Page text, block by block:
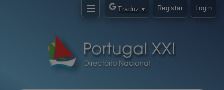
Traduz ▼ Registar Login